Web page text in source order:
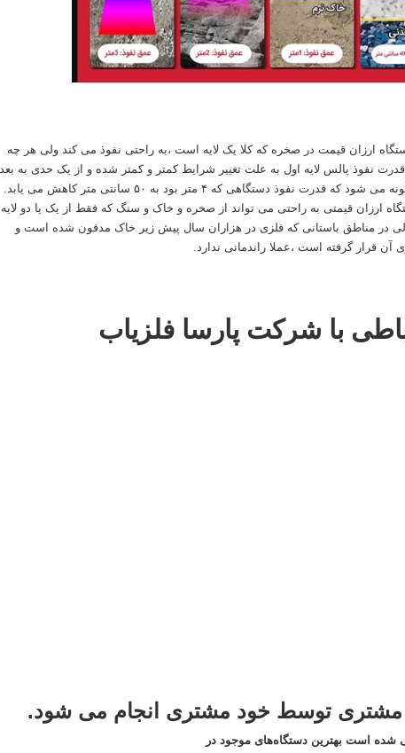
ارزان قیمت در صخره که کلا یک لایه است ،به راحتی نفوذ می کند ولی هر چه
نفوذ پالس لایه اول به علت تغییر شرایط کمتر و کمتر شده و از یک حدی به بعد
دیگر نمی تواند نفوذ کند.اینگونه می شود که قدرت نفوذ دستگاهی که ۴ متر بود به ۵۰ سانتی متر کاهش می یابد.
ارزان قیمتی به راحتی می تواند از صخره و خاک و سنگ که فقط از یک یا دو لایه
در مناطق باستانی که فلزی در هزاران سال پیش زیر خاک مدفون شده است و
آن قرار گرفته است ،عملا راندمانی ندارد.
با شرکت پارسا فلزیاب
توسط خود مشتری انجام می شود.
است بهترین دستگاه‌های موجود در